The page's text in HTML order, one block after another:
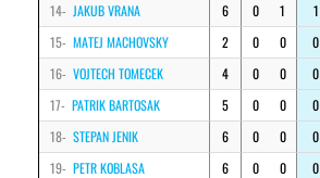
14- JAKUB VRANA 6 0 1 1
15- MATEJ MACHOVSKY 2 0 0 0
16- VOJTECH TOMECEK 4 0 0 0
17- PATRIK BARTOSAK 5 0 0 0
18- STEPAN JENIK 6 0 0 0
19- PETR KOBLASA 6 0 0 0